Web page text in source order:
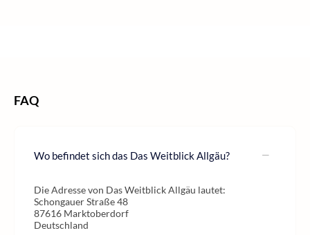
FAQ
Wo befindet sich das Das Weitblick Allgäu?
Die Adresse von Das Weitblick Allgäu lautet:
Schongauer Straße 48
87616 Marktoberdorf
Deutschland